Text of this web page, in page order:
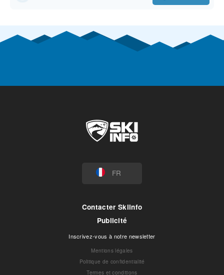
FR
Contacter Skiinfo
Publicité
Inscrivez-vous à notre newsletter
Mentions légales
Politique de confidentialité
Termes et conditions